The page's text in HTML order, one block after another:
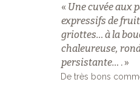
« Une cuvée aux
expressifs de
griottes… à la
chaleureuse,
persistante… . »
De très bons